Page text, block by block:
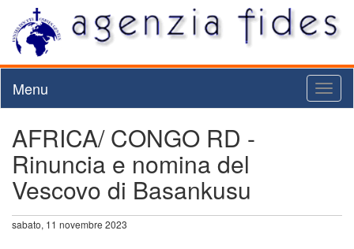
Menu
AFRICA/ CONGO RD -
Rinuncia e nomina del
Vescovo di Basankusu
sabato, 11 novembre 2023